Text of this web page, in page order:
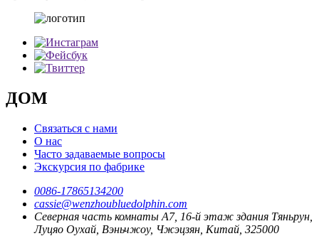
ДОМ
Связаться с нами
О нас
Часто задаваемые вопросы
Экскурсия по фабрике
0086-17865134200
cassie@wenzhoubluedolphin.com
Северная часть комнаты А7, 16-й этаж здания Тяньрун,
Луцяо Оухай, Вэньчжоу, Чжэцзян, Китай, 325000